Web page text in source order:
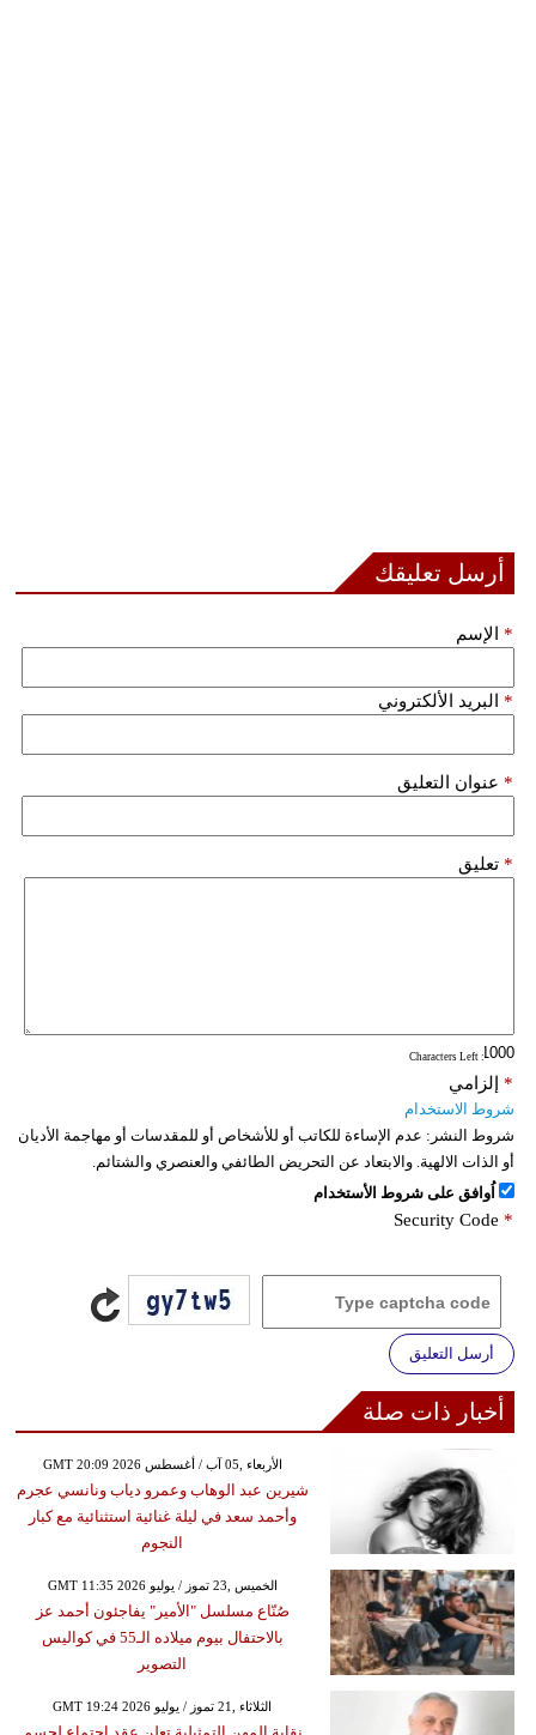
أرسل تعليقك
الإسم *
البريد الألكتروني *
عنوان التعليق *
تعليق *
: Characters Left
إلزامي *
شروط الاستخدام
شروط النشر: عدم الإساءة للكاتب أو للأشخاص أو للمقدسات أو مهاجمة الأديان
أو الذات الالهية. والابتعاد عن التحريض الطائفي والعنصري والشتائم.
اُوافق على شروط الأستخدام
Security Code *
أرسل التعليق
أخبار ذات صلة
GMT 20:09 2026 الأربعاء ,05 آب / أغسطس
شيرين عبد الوهاب وعمرو دياب ونانسي عجرم
وأحمد سعد في ليلة غنائية استثنائية مع كبار
النجوم
GMT 11:35 2026 الخميس ,23 تموز / يوليو
صُنّاع مسلسل "الأمير" يفاجئون أحمد عز
بالاحتفال بيوم ميلاده الـ55 في كواليس
التصوير
GMT 19:24 2026 الثلاثاء ,21 تموز / يوليو